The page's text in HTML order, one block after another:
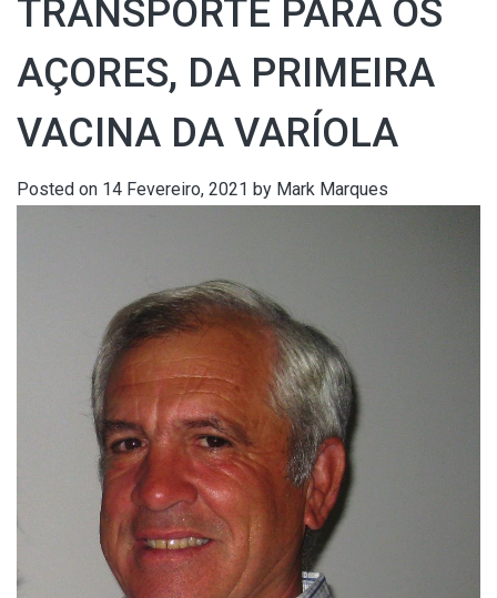
TRANSPORTE PARA OS
AÇORES, DA PRIMEIRA
VACINA DA VARÍOLA
Posted on 14 Fevereiro, 2021 by Mark Marques